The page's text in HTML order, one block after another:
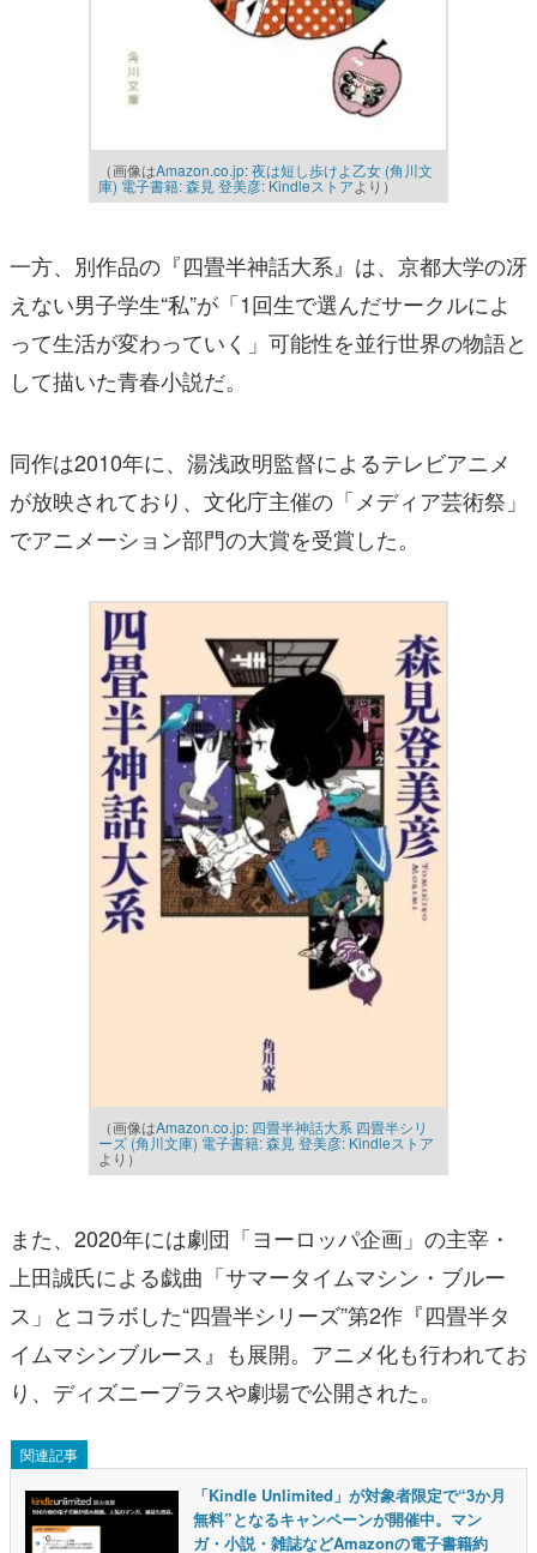
（画像はAmazon.co.jp: 夜は短し歩けよ乙女 (角川文
庫) 電子書籍: 森見 登美彦: Kindleストアより）
一方、別作品の『四畳半神話大系』は、京都大学の冴
えない男子学生“私”が「1回生で選んだサークルによ
って生活が変わっていく」可能性を並行世界の物語と
して描いた青春小説だ。
同作は2010年に、湯浅政明監督によるテレビアニメ
が放映されており、文化庁主催の「メディア芸術祭」
でアニメーション部門の大賞を受賞した。
（画像はAmazon.co.jp: 四畳半神話大系 四畳半シリ
ーズ (角川文庫) 電子書籍: 森見 登美彦: Kindleストア
より）
また、2020年には劇団「ヨーロッパ企画」の主宰・
上田誠氏による戯曲「サマータイムマシン・ブルー
ス」とコラボした“四畳半シリーズ”第2作『四畳半タ
イムマシンブルース』も展開。アニメ化も行われてお
り、ディズニープラスや劇場で公開された。
関連記事
「Kindle Unlimited」が対象者限定で“3か月
無料”となるキャンペーンが開催中。マン
ガ・小説・雑誌などAmazonの電子書籍約